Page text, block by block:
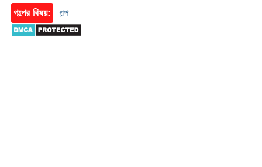
গল্পের বিষয়:
গল্প